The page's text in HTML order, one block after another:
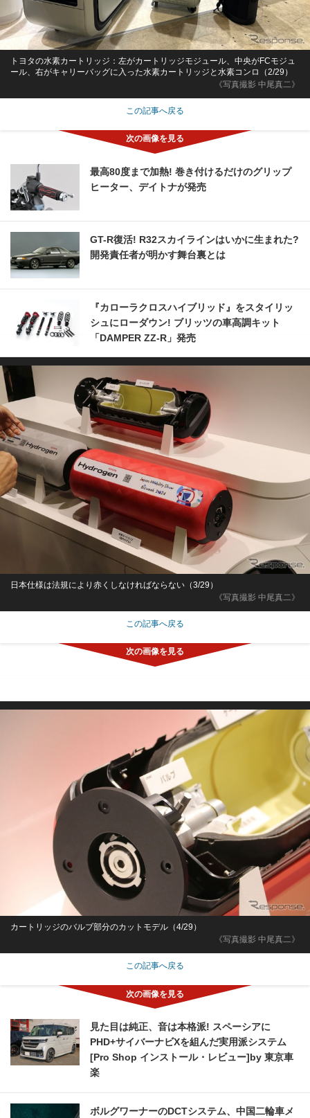
《写真撮影 中尾真二》
トヨタの水素カートリッジ：左がカートリッジモジュール、中央がFCモジュ
ール、右がキャリーバッグに入った水素カートリッジと水素コンロ（2/29）
この記事へ戻る
最高80度まで加熱! 巻き付けるだけのグリップ
ヒーター、デイトナが発売
GT-R復活! R32スカイラインはいかに生まれた?
開発責任者が明かす舞台裏とは
『カローラクロスハイブリッド』をスタイリッ
シュにローダウン! ブリッツの車高調キット
「DAMPER ZZ-R」発売
《写真撮影 中尾真二》
日本仕様は法規により赤くしなければならない（3/29）
この記事へ戻る
《写真撮影 中尾真二》
カートリッジのバルブ部分のカットモデル（4/29）
この記事へ戻る
見た目は純正、音は本格派! スペーシアに
PHD+サイバーナビXを組んだ実用派システム
[Pro Shop インストール・レビュー]by 東京車
楽
ボルグワーナーのDCTシステム、中国二輪車メ